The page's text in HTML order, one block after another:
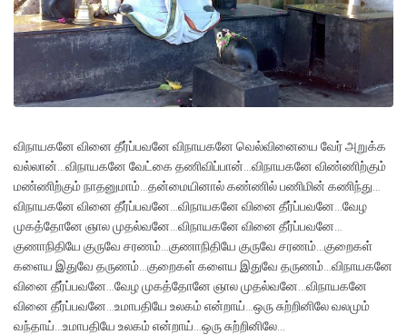
விநாயகனே வினை தீர்ப்பவனே விநாயகனே வெல்வினையை வேர் அறுக்க
வல்லான்…விநாயகனே வேட்கை தணிவிப்பான்…விநாயகனே விண்ணிற்கும்
மண்ணிற்கும் நாதனுமாம்…தன்மையினால் கண்ணில் பணிமின் கணிந்து…
விநாயகனே வினை தீர்ப்பவனே…விநாயகனே வினை தீர்ப்பவனே…வேழ
முகத்தோனே ஞால முதல்வனே…விநாயகனே வினை தீர்ப்பவனே…
குணாநிதியே குருவே சரணம்…குணாநிதியே குருவே சரணம்…குறைகள்
களைய இதுவே தருணம்…குறைகள் களைய இதுவே தருணம்…விநாயகனே
வினை தீர்ப்பவனே…வேழ முகத்தோனே ஞால முதல்வனே…விநாயகனே
வினை தீர்ப்பவனே…உமாபதியே உலகம் என்றாய்…ஒரு சுற்றினிலே வலமும்
வந்தாய்…உமாபதியே உலகம் என்றாய்…ஒரு சுற்றினிலே...